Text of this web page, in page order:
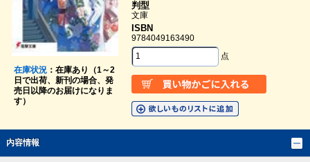
在庫状況：在庫あり（1～2
日で出荷、新刊の場合、発
売日以降のお届けになりま
す）
判型
文庫
ISBN
9784049163490
点
内容情報